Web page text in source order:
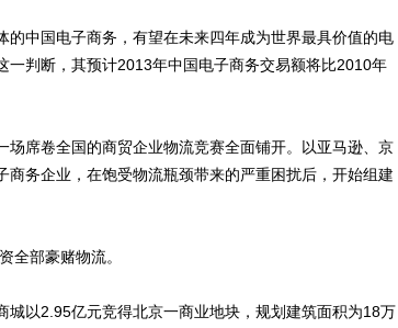
中国电子商务，有望在未来四年成为世界最具价值的电
一判断，其预计2013年中国电子商务交易额将比2010年
席卷全国的商贸企业物流竞赛全面铺开。以亚马逊、京
务企业，在饱受物流瓶颈带来的严重困扰后，开始组建
部豪赌物流。
以2.95亿元竞得北京一商业地块，规划建筑面积为18万